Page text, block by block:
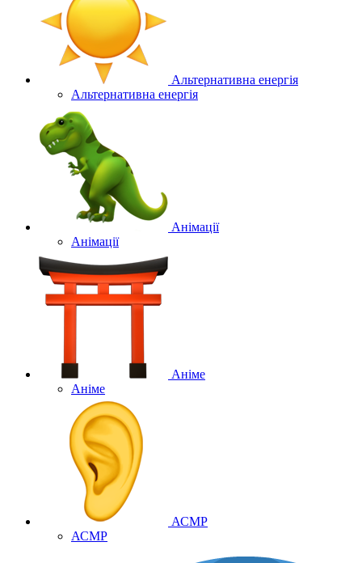
Альтернативна енергія
Альтернативна енергія
Анімації
Анімації
Аніме
Аніме
АСМР
АСМР